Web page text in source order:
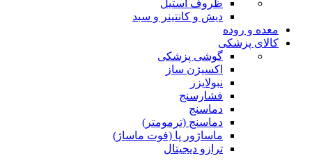
ظروف استیل
دیش و کانتینر و سبد
معده و روده
کالای پزشکی
گوشی پزشکی
اکسیژن ساز
نبولایزر
فشارسنج
دماسنج
دماسنج (ترمومتر)
ماساژور پا (فوت ماساژ)
ترازو دیجیتال